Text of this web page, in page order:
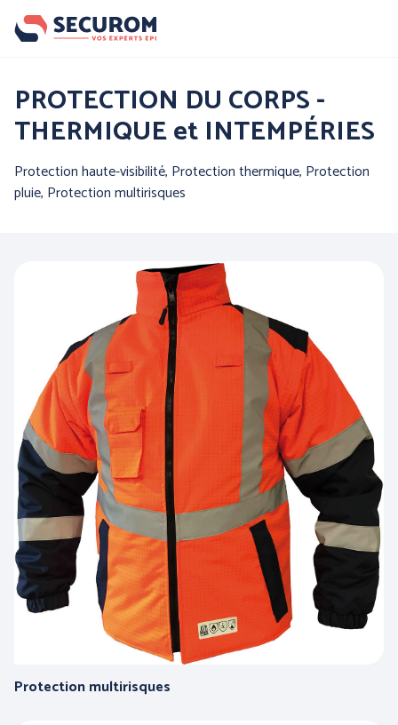
Aller
Par famille :
PROTECTION DE LA
PROTECTION DES MAINS
PROTECTION DU CORPS
- WORKWEAR
PROTECTION DU CORPS
- TECHNIQUE -
PROTECTION DU CORPS -
THERMIQUE et INTEMPÉRIES
Protection haute-visibilité, Protection thermique, Protection
pluie, Protection multirisques
Protection multirisques